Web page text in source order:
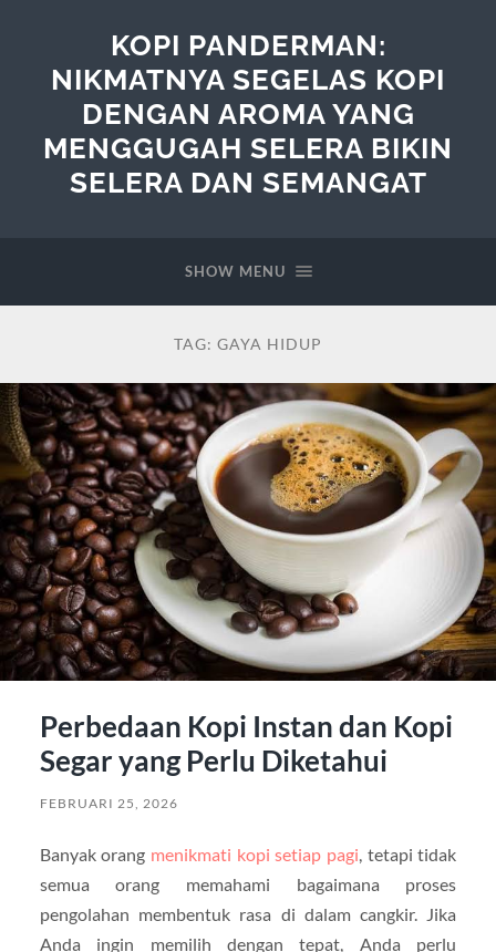
KOPI PANDERMAN:
NIKMATNYA SEGELAS KOPI
DENGAN AROMA YANG
MENGGUGAH SELERA BIKIN
SELERA DAN SEMANGAT
SHOW MENU
TAG: GAYA HIDUP
Perbedaan Kopi Instan dan Kopi
Segar yang Perlu Diketahui
FEBRUARI 25, 2026
Banyak orang menikmati kopi setiap pagi, tetapi tidak
semua orang memahami bagaimana proses
pengolahan membentuk rasa di dalam cangkir. Jika
Anda ingin memilih dengan tepat, Anda perlu